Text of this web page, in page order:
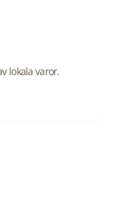
lokala varor.